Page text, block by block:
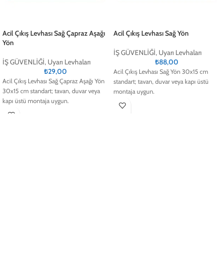
Acil Çıkış Levhası Sağ Çapraz Aşağı
Yön
İŞ GÜVENLİĞİ, Uyarı Levhaları
₺29,00
Acil Çıkış Levhası Sağ Çapraz Aşağı Yön
30x15 cm standart; tavan, duvar veya
kapı üstü montaja uygun.
Acil Çıkış Levhası Sağ Yön
İŞ GÜVENLİĞİ, Uyarı Levhaları
₺88,00
Acil Çıkış Levhası Sağ Yön 30x15 cm
standart; tavan, duvar veya kapı üstü
montaja uygun.